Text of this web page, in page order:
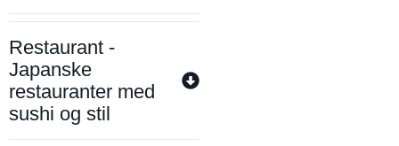
Restaurant -
Japanske
restauranter med
sushi og stil